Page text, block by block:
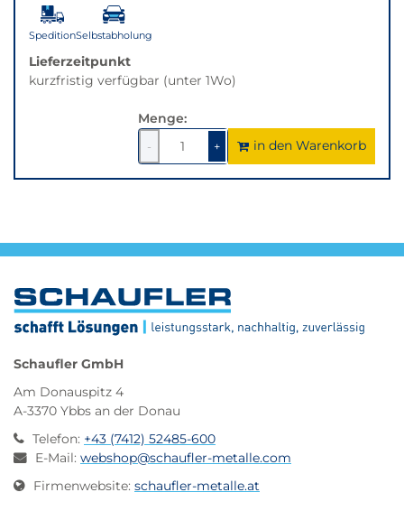
Variante.
SpeditionSelbstabholung
Lieferzeitpunkt
kurzfristig verfügbar (unter 1Wo)
Menge:
-
1
verringern
+1um
1
erhöhen
in den Warenkorb
Schaufler GmbH
Am Donauspitz 4
A-3370 Ybbs an der Donau
Telefon: +43 (7412) 52485-600
E-Mail: webshop@schaufler-metalle.com
Firmenwebsite: schaufler-metalle.at